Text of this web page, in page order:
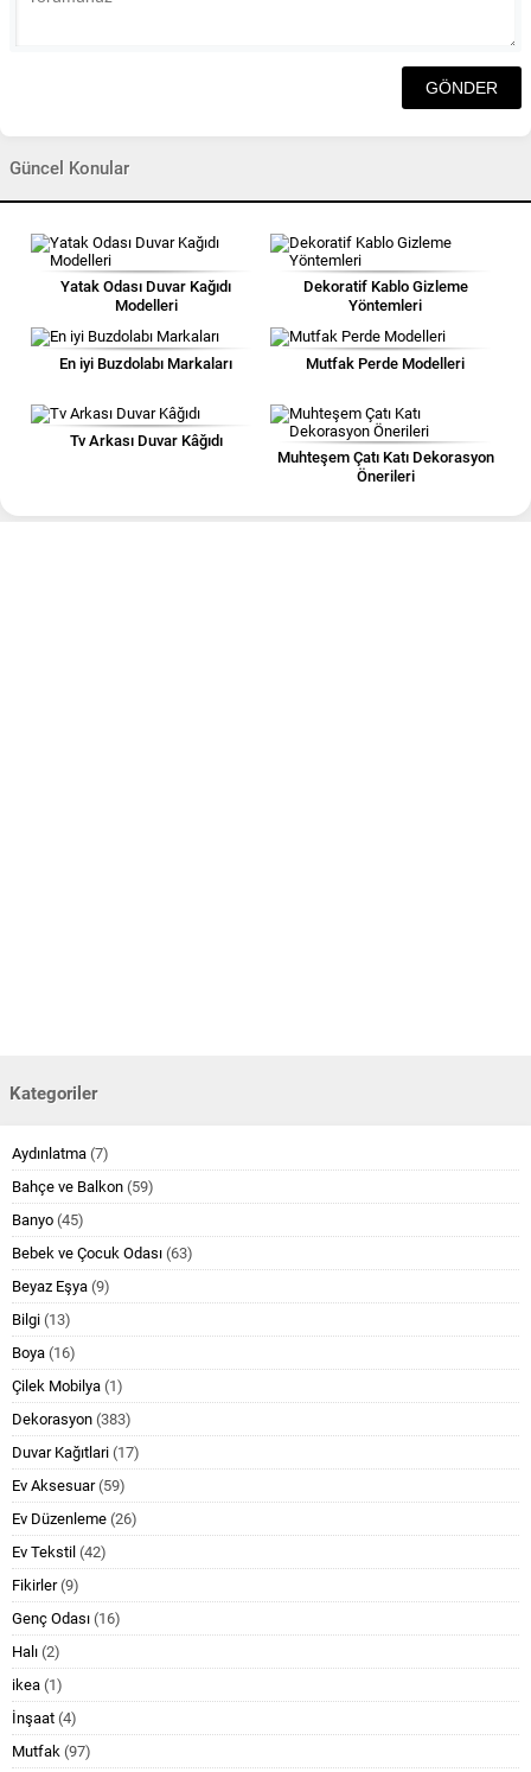
Güncel Konular
Yatak Odası Duvar Kağıdı
Modelleri
Dekoratif Kablo Gizleme
Yöntemleri
En iyi Buzdolabı Markaları Mutfak Perde Modelleri
Tv Arkası Duvar Kâğıdı
Muhteşem Çatı Katı Dekorasyon
Önerileri
Kategoriler
Aydınlatma (7)
Bahçe ve Balkon (59)
Banyo (45)
Bebek ve Çocuk Odası (63)
Beyaz Eşya (9)
Bilgi (13)
Boya (16)
Çilek Mobilya (1)
Dekorasyon (383)
Duvar Kağıtlari (17)
Ev Aksesuar(59)
Ev Düzenleme (26)
Ev Tekstil (42)
Fikirler(9)
Genç Odası (16)
Halı (2)
ikea (1)
İnşaat (4)
Mutfak (97)